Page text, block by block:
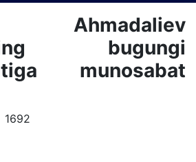
Ahmadaliev
bugungi
munosabat
1692